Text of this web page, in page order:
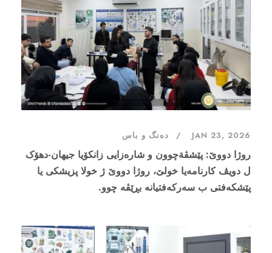
JAN 23, 2026 دەنگ و باس
روژا دووێ: پێشڤةچوون و شارەزایی زانکۆیا جیهان-دهۆک
ل دویڤ کارنامەیا خولێ، روژا دووێ ژ خولا پزیشکی یا
پێشکەفتی ب سەرکەفتیانە بڕێڤە چوو.